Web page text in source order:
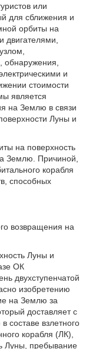
или
для сближения и
орбиты на
обнаружения,
и
стоимости
является
на Землю в связи
Луны и
на поверхность
Землю. Причиной,
корабля
способных
возвращения на
Луны и
ОК
двухступенчатой
изобретению
на Землю за
доставляет с
составе взлетного
корабля (ЛК),
Луны, пребывание